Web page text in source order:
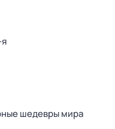
шедевры мира